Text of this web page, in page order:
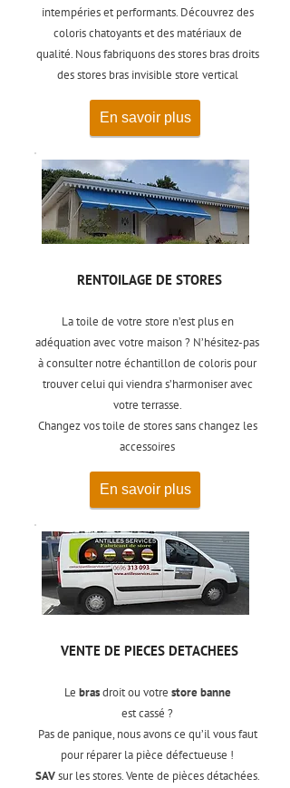
intempéries et performants. Découvrez des
coloris chatoyants et des matériaux de
qualité. Nous fabriquons des stores bras droits
des stores bras invisible store vertical
En savoir plus
RENTOILAGE DE STORES
La toile de votre store n’est plus en
adéquation avec votre maison ? N’hésitez-pas
à consulter notre échantillon de coloris pour
trouver celui qui viendra s’harmoniser avec
votre terrasse.
Changez vos toile de stores sans changez les
accessoires
En savoir plus
VENTE DE PIECES DETACHEES
Le brasdroit ou votre store banne
est cassé ?
Pas de panique, nous avons ce qu’il vous faut
pour réparer la pièce défectueuse !
SAVsur les stores. Vente de pièces détachées.